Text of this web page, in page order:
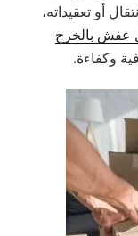
أو تعقيداته،
عفش بالخرج
وكفاءة.